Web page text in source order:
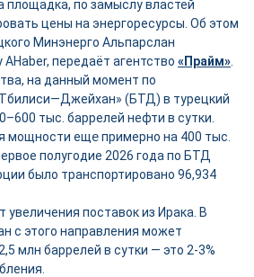
площадка, по замыслу властей
цены на энергоресурсы. Об этом
Минэнерго Альпарслан
передаёт агентство «Прайм»
на данный момент по
(БТД) в турецкий
тыс. баррелей нефти в сутки.
мощности ещепримерно на 400 тыс.
полугодие 2026 года по БТД
было транспортировано 96,934
поставок из Ирака. В
с этого направления может
млн баррелей в сутки — это 2-3%